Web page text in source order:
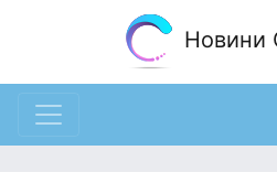
Новини